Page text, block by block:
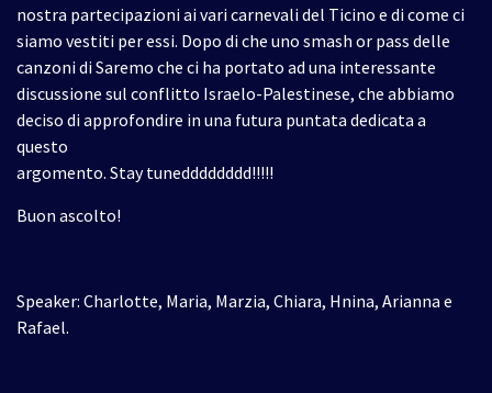
nostra partecipazioni ai vari carnevali del Ticino e di come ci
siamo vestiti per essi. Dopo di che uno smash or pass delle
canzoni di Saremo che ci ha portato ad una interessante
discussione sul conflitto Israelo-Palestinese, che abbiamo
deciso di approfondire in una futura puntata dedicata a
questo
argomento. Stay tunedddddddd!!!!!
Buon ascolto!
Speaker: Charlotte, Maria, Marzia, Chiara, Hnina, Arianna e
Rafael.